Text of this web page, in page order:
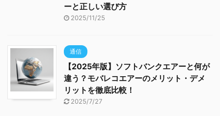
ーと正しい選び方
2025/11/25
通信
【2025年版】ソフトバンクエアーと何が
違う？モバレコエアーのメリット・デメ
リットを徹底比較！
2025/7/27